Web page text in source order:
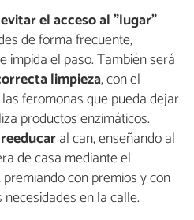
evitar el acceso al "lugar"
de forma frecuente,
impida el paso. También será
limpieza, con el
feromonas que pueda dejar
productos enzimáticos.
reeducaral can, enseñando al
de casa mediante el
con premios y con
en la calle.